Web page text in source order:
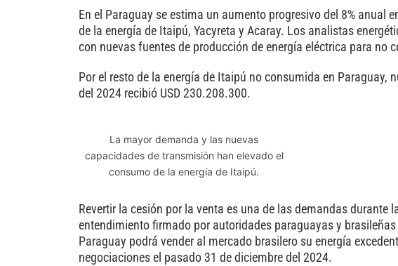
En el Paraguay se estima un aumento progresivo del 8% anual
de la energía de Itaipú, Yacyreta y Acaray. Los analistas
con nuevas fuentes de producción de energía eléctrica para
Por el resto de la energía de Itaipú no consumida en Paraguay,
del 2024 recibió USD 230.208.300.
La mayor demanda y las nuevas
capacidades de transmisión han elevado el
consumo de la energía de Itaipú.
Revertir la cesión por la venta es una de las demandas durante
entendimiento firmado por autoridades paraguayas y
Paraguay podrá vender al mercado brasilero su energía
negociaciones el pasado 31 de diciembre del 2024.